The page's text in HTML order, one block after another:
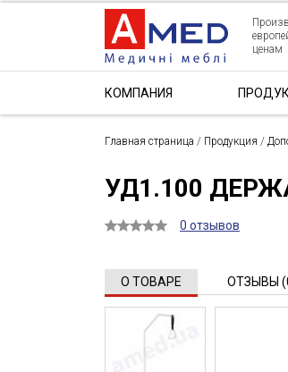
ценам
КОМПАНИЯ
Главная страница / Продукция /
УД1.100
0 отзывов
О ТОВАРЕ ОТЗЫВЫ